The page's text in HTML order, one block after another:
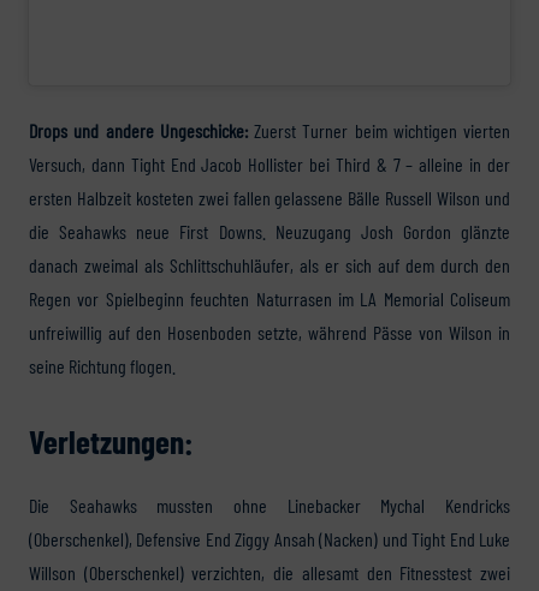
Drops und andere Ungeschicke:Zuerst Turner beim wichtigen vierten
Versuch, dann Tight End Jacob Hollister bei Third & 7 – alleine in der
ersten Halbzeit kosteten zwei fallen gelassene Bälle Russell Wilson und
die Seahawks neue First Downs. Neuzugang Josh Gordon glänzte
danach zweimal als Schlittschuhläufer, als er sich auf dem durch den
Regen vor Spielbeginn feuchten Naturrasen im LA Memorial Coliseum
unfreiwillig auf den Hosenboden setzte, während Pässe von Wilson in
seine Richtung flogen.
Verletzungen:
Die Seahawks mussten ohne Linebacker Mychal Kendricks
(Oberschenkel), Defensive End Ziggy Ansah (Nacken) und Tight End Luke
Willson (Oberschenkel) verzichten, die allesamt den Fitnesstest zwei